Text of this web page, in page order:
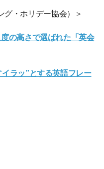
グ・ホリデー協会）＞
の高さで選ばれた「英会
ラッ”とする英語フレー